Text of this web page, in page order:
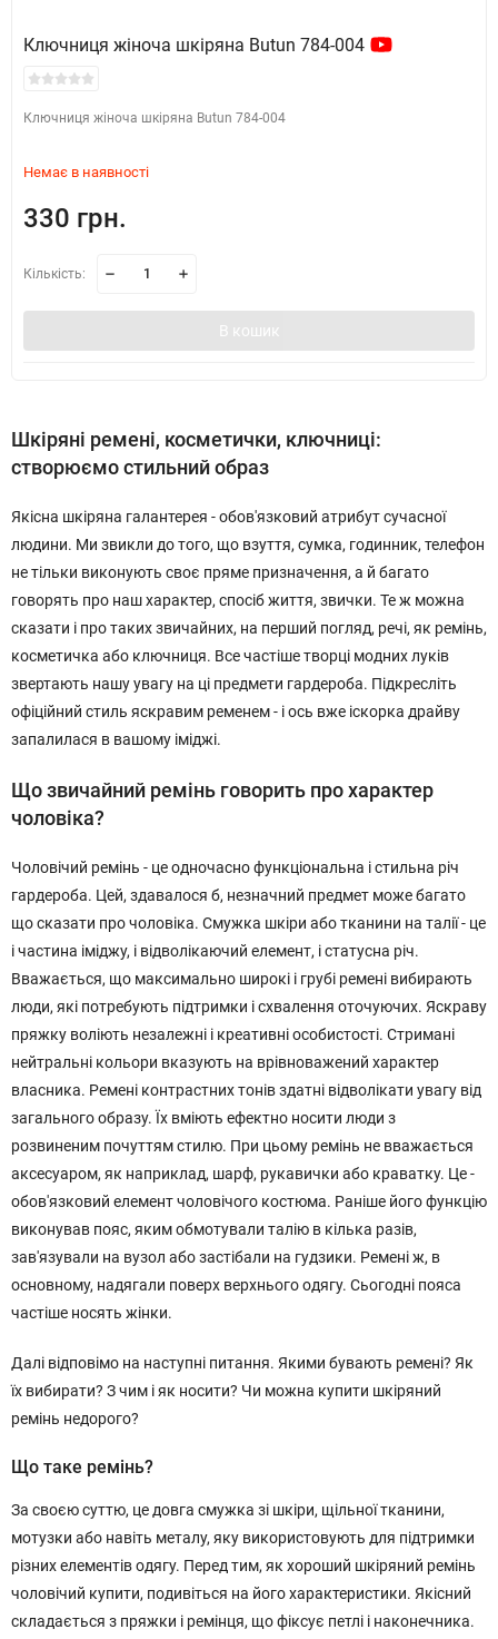
Ключниця жіноча шкіряна Butun 784-004
Ключниця жіноча шкіряна Butun 784-004
Немає в наявності
330 грн.
Кількість:
В кошик
Шкіряні ремені, косметички, ключниці:
створюємо стильний образ
Якісна шкіряна галантерея - обов'язковий атрибут сучасної
людини. Ми звикли до того, що взуття, сумка, годинник, телефон
не тільки виконують своє пряме призначення, а й багато
говорять про наш характер, спосіб життя, звички. Те ж можна
сказати і про таких звичайних, на перший погляд, речі, як ремінь,
косметичка або ключниця. Все частіше творці модних луків
звертають нашу увагу на ці предмети гардероба. Підкресліть
офіційний стиль яскравим ременем - і ось вже іскорка драйву
запалилася в вашому іміджі.
Що звичайний ремінь говорить про характер
чоловіка?
Чоловічий ремінь - це одночасно функціональна і стильна річ
гардероба. Цей, здавалося б, незначний предмет може багато
що сказати про чоловіка. Смужка шкіри або тканини на талії - це
і частина іміджу, і відволікаючий елемент, і статусна річ.
Вважається, що максимально широкі і грубі ремені вибирають
люди, які потребують підтримки і схвалення оточуючих. Яскраву
пряжку воліють незалежні і креативні особистості. Стримані
нейтральні кольори вказують на врівноважений характер
власника. Ремені контрастних тонів здатні відволікати увагу від
загального образу. Їх вміють ефектно носити люди з
розвиненим почуттям стилю. При цьому ремінь не вважається
аксесуаром, як наприклад, шарф, рукавички або краватку. Це -
обов'язковий елемент чоловічого костюма. Раніше його функцію
виконував пояс, яким обмотували талію в кілька разів,
зав'язували на вузол або застібали на гудзики. Ремені ж, в
основному, надягали поверх верхнього одягу. Сьогодні пояса
частіше носять жінки.
Далі відповімо на наступні питання. Якими бувають ремені? Як
їх вибирати? З чим і як носити? Чи можна купити шкіряний
ремінь недорого?
Що таке ремінь?
За своєю суттю, це довга смужка зі шкіри, щільної тканини,
мотузки або навіть металу, яку використовують для підтримки
різних елементів одягу. Перед тим, як хороший шкіряний ремінь
чоловічий купити, подивіться на його характеристики. Якісний
складається з пряжки і ремінця, що фіксує петлі і наконечника.